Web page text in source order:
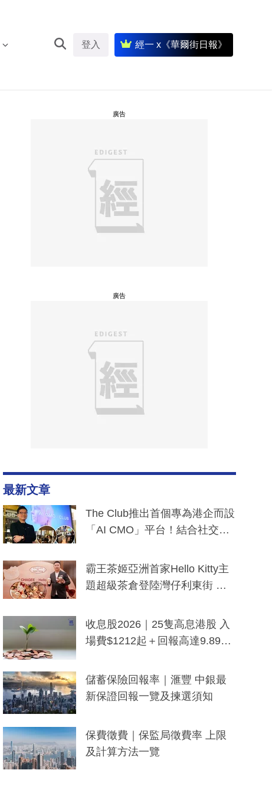
登入 經一 x《華爾街日報》
廣告
廣告
最新文章
The Club推出首個專為港企而設
「AI CMO」平台！結合社交聆
分鐘生成「貼地」宣傳短片
霸王茶姬亞洲首家Hello Kitty主
題超級茶倉登陸灣仔利東街 推
y及香港限定特調系列
收息股2026｜25隻高息港股 入
場費$1212起＋回報高達9.89
儲蓄保險回報率｜滙豐 中銀最
新保證回報一覽及揀選須知
保費徵費｜保監局徵費率 上限
及計算方法一覽